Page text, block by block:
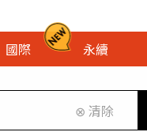
國際 永續
⊗ 清除